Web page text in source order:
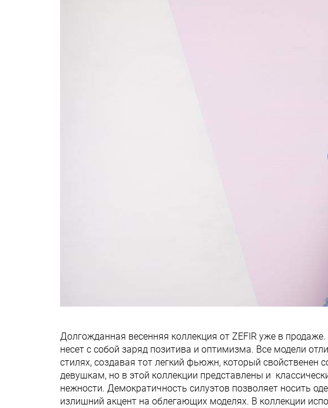
Долгожданная весенняя коллекция от ZEFIR уже в
несет с собой заряд позитива и оптимизма. Все модели
стилях, создавая тот легкий фьюжн, который
девушкам, но в этой коллекции представлены и
нежности. Демократичность силуэтов позволяет носить
излишний акцент на облегающих моделях. В коллекции